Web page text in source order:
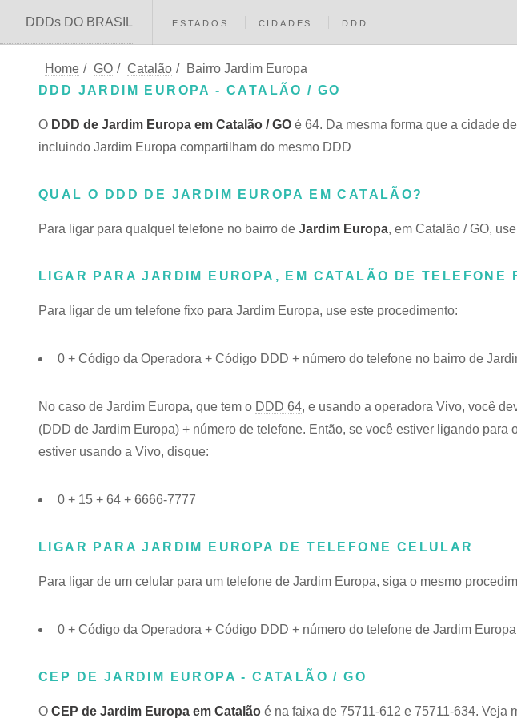
DDDs DO BRASIL ESTADOS CIDADES DDD
Home / GO / Catalão /
Bairro Jardim Europa
DDD JARDIM EUROPA - CATALÃO / GO
O DDD de Jardim Europa em Catalão / GO é 64. Da mesma forma que a cidade
incluindo Jardim Europa compartilham do mesmo DDD
QUAL O DDD DE JARDIM EUROPA EM CATALÃO?
Para ligar para qualquel telefone no bairro de Jardim Europa, em Catalão / GO,
LIGAR PARA JARDIM EUROPA, EM CATALÃO DE TELEFONE
Para ligar de um telefone fixo para Jardim Europa, use este procedimento:
0 + Código da Operadora + Código DDD + número do telefone no bairro de
No caso de Jardim Europa, que tem o DDD 64, e usando a operadora Vivo, você
(DDD de Jardim Europa) + número de telefone. Então, se você estiver ligando para
estiver usando a Vivo, disque:
0 + 15 + 64 + 6666-7777
LIGAR PARA JARDIM EUROPA DE TELEFONE CELULAR
Para ligar de um celular para um telefone de Jardim Europa, siga o mesmo
0 + Código da Operadora + Código DDD + número do telefone de Jardim Europa
CEP DE JARDIM EUROPA - CATALÃO / GO
O CEP de Jardim Europa em Catalão é na faixa de 75711-612 e 75711-634. Veja